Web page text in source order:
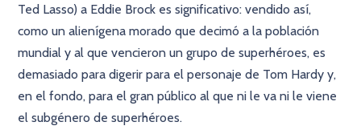
Ted Lasso) a Eddie Brock es significativo: vendido así,
como un alienígena morado que decimó a la población
mundial y al que vencieron un grupo de superhéroes, es
demasiado para digerir para el personaje de Tom Hardy y,
en el fondo, para el gran público al que ni le va ni le viene
el subgénero de superhéroes.